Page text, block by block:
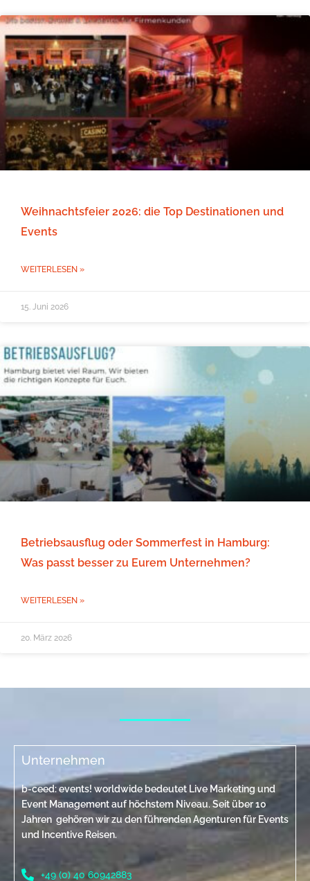
Weihnachtsfeier 2026: die Top Destinationen und
Events
WEITERLESEN »
15. Juni 2026
Betriebsausflug oder Sommerfest in Hamburg:
Was passt besser zu Eurem Unternehmen?
WEITERLESEN »
20. März 2026
Unternehmen
b-ceed: events! worldwide bedeutet Live Marketing und
Event Management auf höchstem Niveau. Seit über 10
Jahren gehören wir zu den führenden Agenturen für Events
und Incentive Reisen.
+49 (0) 40 60942883